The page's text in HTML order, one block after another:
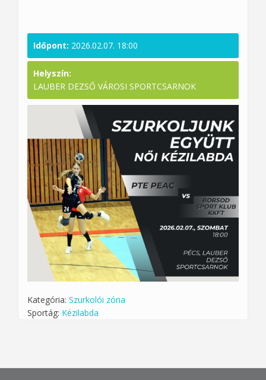
Időpont: 2026.02.07. 18:00
Helyszín:
LAUBER DEZSŐ VÁROSI SPORTCSARNOK
Kategória: Szurkolói zóna
Sportág: Kézilabda